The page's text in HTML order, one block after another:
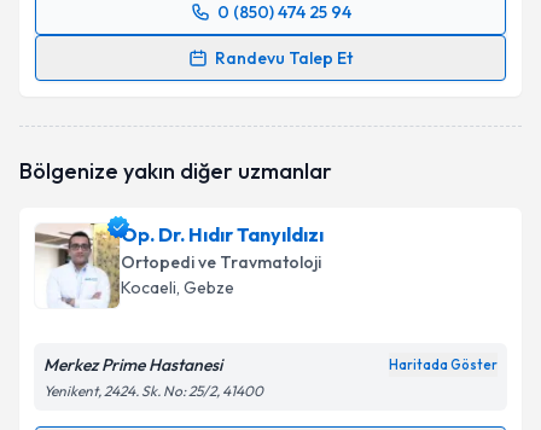
0 (850) 474 25 94
Randevu Talep Et
Randevu Takvimi Talebi
oluşturun. Size bu uzmandan randevu almanız için bir
kapsamda işlenmesini kabul ediyorum.
Bölgenize yakın diğer uzmanlar
Op. Dr. Hıdır Tanyıldızı
Ortopedi ve Travmatoloji
Kocaeli, Gebze
Merkez Prime Hastanesi Haritada Göster
Yenikent, 2424. Sk. No: 25/2, 41400